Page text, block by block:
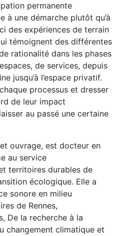
permanente
à une démarche plutôt qu’à
des expériences de terrain
témoignent des différentes
rationalité dans les phases
de services, depuis
jusqu’à l’espace privatif.
processus et dresser
de leur impact
au passé une certaine
ouvrage, est docteur en
au service
territoires durables de
écologique. Elle a
sonore en milieu
de Rennes,
De la recherche à la
changement climatique et